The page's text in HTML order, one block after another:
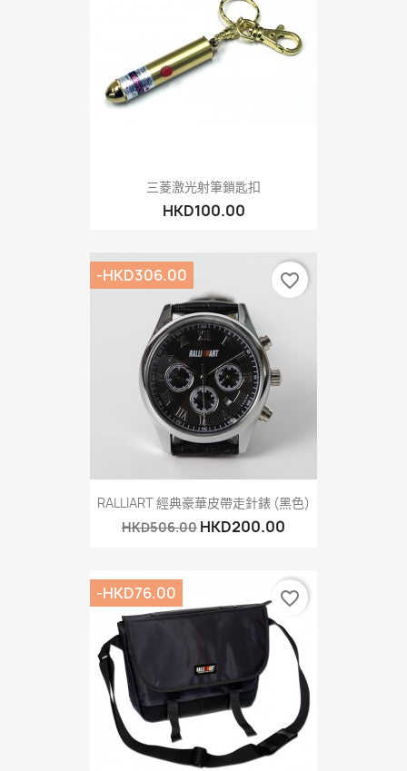
三菱激光射筆鎖匙扣
HKD100.00
RALLIART 經典豪華皮帶走針錶 (黑色)
HKD506.00 HKD200.00
-HKD306.00 favorite_border
-HKD76.00 favorite_border